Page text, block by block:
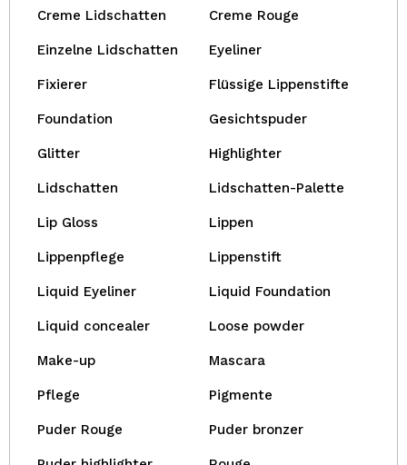
Creme Lidschatten Creme Rouge
Einzelne Lidschatten Eyeliner
Fixierer Flüssige Lippenstifte
Foundation Gesichtspuder
Glitter Highlighter
Lidschatten Lidschatten-Palette
Lip Gloss Lippen
Lippenpflege Lippenstift
Liquid Eyeliner Liquid Foundation
Liquid concealer Loose powder
Make-up Mascara
Pflege Pigmente
Puder Rouge Puder bronzer